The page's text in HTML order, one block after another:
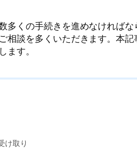
くの手続きを進めなければ
相談を多くいただきます。本
す。
け取り